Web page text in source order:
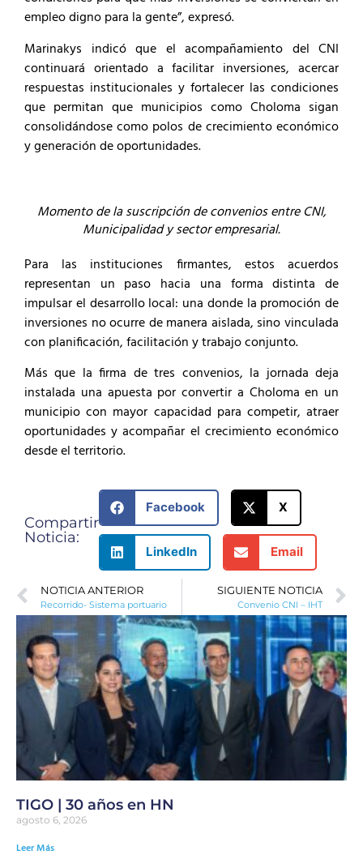
empleo digno para la gente”, expresó.
Marinakys indicó que el acompañamiento del CNI
continuará orientado a facilitar inversiones, acercar
respuestas institucionales y fortalecer las condiciones
que permitan que municipios como Choloma sigan
consolidándose como polos de crecimiento económico
y generación de oportunidades.
Momento de la suscripción de convenios entre CNI,
Municipalidad y sector empresarial.
Para las instituciones firmantes, estos acuerdos
representan un paso hacia una forma distinta de
impulsar el desarrollo local: una donde la promoción de
inversiones no ocurre de manera aislada, sino vinculada
con planificación, facilitación y trabajo conjunto.
Más que la firma de tres convenios, la jornada deja
instalada una apuesta por convertir a Choloma en un
municipio con mayor capacidad para competir, atraer
oportunidades y acompañar el crecimiento económico
desde el territorio.
Compartir
Noticia:
Facebook X
LinkedIn Email
NOTICIA ANTERIOR
Recorrido- Sistema portuario
SIGUIENTE NOTICIA
Convenio CNI – IHT
TIGO | 30 años en HN
agosto 6, 2026